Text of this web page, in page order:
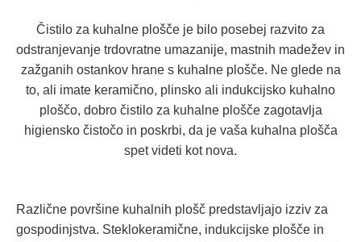
Čistilo za kuhalne plošče je bilo posebej razvito za
odstranjevanje trdovratne umazanije, mastnih madežev in
zažganih ostankov hrane s kuhalne plošče. Ne glede na
to, ali imate keramično, plinsko ali indukcijsko kuhalno
ploščo, dobro čistilo za kuhalne plošče zagotavlja
higiensko čistočo in poskrbi, da je vaša kuhalna plošča
spet videti kot nova.
Različne površine kuhalnih plošč predstavljajo izziv za
gospodinjstva. Steklokeramične, indukcijske plošče in